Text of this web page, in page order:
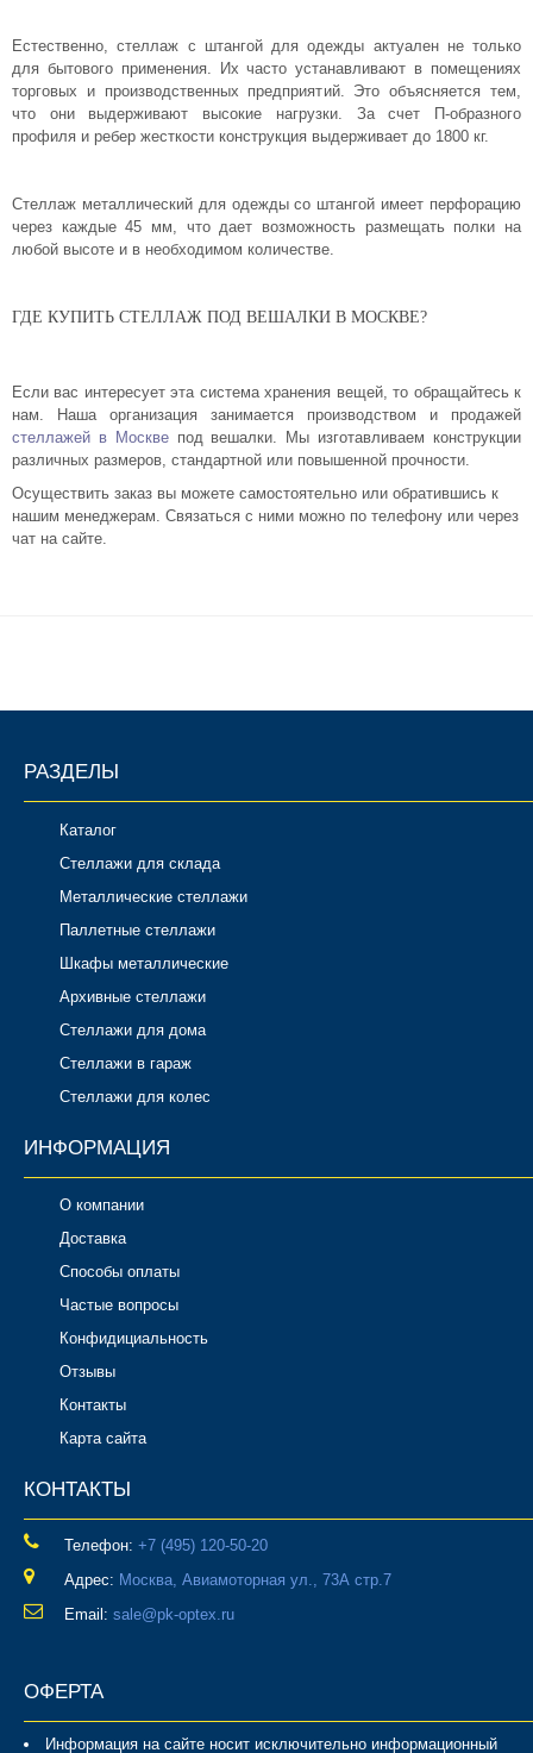
Естественно, стеллаж с штангой для одежды актуален не только
для бытового применения. Их часто устанавливают в помещениях
торговых и производственных предприятий. Это объясняется тем,
что они выдерживают высокие нагрузки. За счет П-образного
профиля и ребер жесткости конструкция выдерживает до 1800 кг.
Стеллаж металлический для одежды со штангой имеет перфорацию
через каждые 45 мм, что дает возможность размещать полки на
любой высоте и в необходимом количестве.
ГДЕ КУПИТЬ СТЕЛЛАЖ ПОД ВЕШАЛКИ В МОСКВЕ?
Если вас интересует эта система хранения вещей, то обращайтесь к
нам. Наша организация занимается производством и продажей
стеллажей в Москвепод вешалки. Мы изготавливаем конструкции
различных размеров, стандартной или повышенной прочности.
Осуществить заказ вы можете самостоятельно или обратившись к
нашим менеджерам. Связаться с ними можно по телефону или через
чат на сайте.
РАЗДЕЛЫ
Каталог
Стеллажи для склада
Металлические стеллажи
Паллетные стеллажи
Шкафы металлические
Архивные стеллажи
Стеллажи для дома
Стеллажи в гараж
Стеллажи для колес
ИНФОРМАЦИЯ
О компании
Доставка
Способы оплаты
Частые вопросы
Конфидициальность
Отзывы
Контакты
Карта сайта
КОНТАКТЫ
Телефон: ‎+7 (495) 120-50-20
Адрес: Москва, Авиамоторная ул., 73А стр.7
Email: sale@pk-optex.ru
ОФЕРТА
Информация на сайте носит исключительно информационный